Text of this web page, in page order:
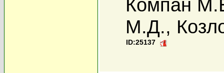
Компан
М.Д.,
ID:25137